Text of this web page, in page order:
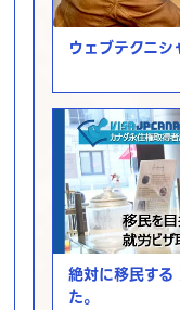
ウェブテクニシ
絶対に移民す
た。